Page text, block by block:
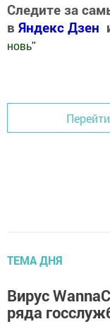
Следите за
в Яндекс Дзен
новь"
ТЕМА ДНЯ
Вирус
ряда